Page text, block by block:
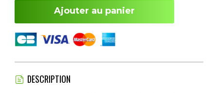
Ajouter au panier
DESCRIPTION